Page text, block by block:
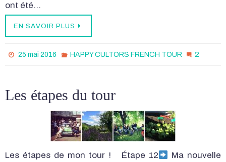
ont été…
EN SAVOIR PLUS
25 mai 2016 HAPPY CULTORS FRENCH TOUR 2
Les étapes du tour
Les étapes de mon tour ! Étape 12 Ma nouvelle